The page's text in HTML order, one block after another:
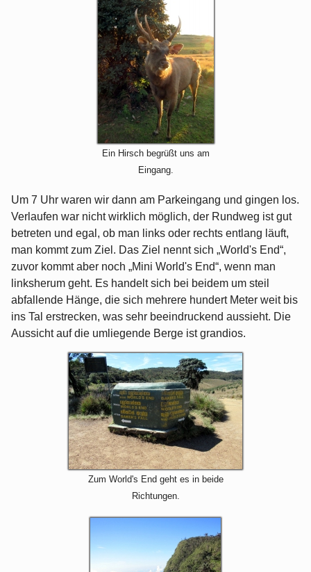
Ein Hirsch begrüßt uns am
Eingang.
Um 7 Uhr waren wir dann am Parkeingang und gingen los.
Verlaufen war nicht wirklich möglich, der Rundweg ist gut
betreten und egal, ob man links oder rechts entlang läuft,
man kommt zum Ziel. Das Ziel nennt sich „World's End“,
zuvor kommt aber noch „Mini World's End“, wenn man
linksherum geht. Es handelt sich bei beidem um steil
abfallende Hänge, die sich mehrere hundert Meter weit bis
ins Tal erstrecken, was sehr beeindruckend aussieht. Die
Aussicht auf die umliegende Berge ist grandios.
Zum World's End geht es in beide
Richtungen.